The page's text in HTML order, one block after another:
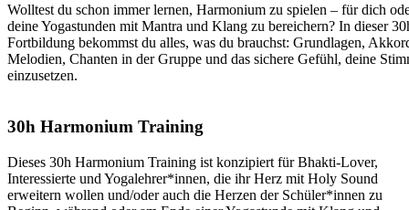
Wolltest du schon immer lernen, Harmonium zu spielen – für dich
deine Yogastunden mit Mantra und Klang zu bereichern? In dieser
Fortbildung bekommst du alles, was du brauchst: Grundlagen,
Melodien, Chanten in der Gruppe und das sichere Gefühl, deine
einzusetzen.
30h Harmonium Training
Dieses 30h Harmonium Training ist konzipiert für Bhakti-Lover,
Interessierte und Yogalehrer*innen, die ihr Herz mit Holy Sound
erweitern wollen und/oder auch die Herzen der Schüler*innen zu